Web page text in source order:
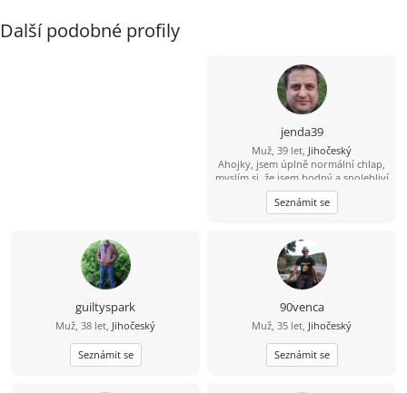
Další podobné profily
jenda39
Muž, 39 let, Jihočeský
Ahojky, jsem úplně normální chlap,
myslím si, že jsem hodný a spolehliví
a že nezkazím žádnou srandu.
Hledám k sobě partnerku na
společnou a pohodovou cestu
překážkou????
Seznámit se
guiltyspark
Muž, 38 let, Jihočeský
Seznámit se
90venca
Muž, 35 let, Jihočeský
Seznámit se